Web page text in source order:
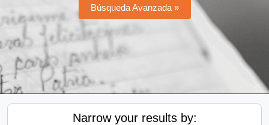
Búsqueda Avanzada »
Narrow your results by: